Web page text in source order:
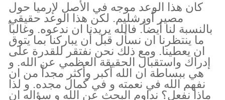
كان هذا الوعد موجه في الأصل لإرميا حول
مصير أورشليم. لكن هذا الوعد حقيقي
بالنسبة لنا أيضاً. فالله يريدنا ان ندعوه. وغالباً
ما ينتظرنا ان نسأل قبل أن يباركنا بما يتوق
ان يعطينا. ومع ذلك نحن نفتقر للقدرة على
إدراك واستقبال الحقيقة العظمي عن الله. و
هي ببساطة ان الله أكبر وأكثر مجداً من ان
نفهم الله في نعمته و في كمال مجده. و لذا
ماذا نفعل؟ نداوم البحث عن الله و سؤاله ان